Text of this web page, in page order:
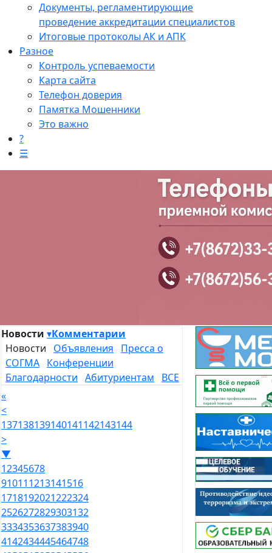
Документы, регламентирующие
проведение аккредитации специалистов
Итоговые протоколы АК и АПК
Разное
Контроль успеваемости
Карта сайта
Телефон доверия
Памятка Мошенники
Это важно
?
☰
Новости ▾Комментарии
Новости Объявления
Пресса о
СОГМА Конференции
Благодарности Абитуриентам
ВСЕ
«
<
137138139140141142143144
>
▼
12345678
910111213141516
1718192021222324
2526272829303132
3334353637383940
4142434445464748